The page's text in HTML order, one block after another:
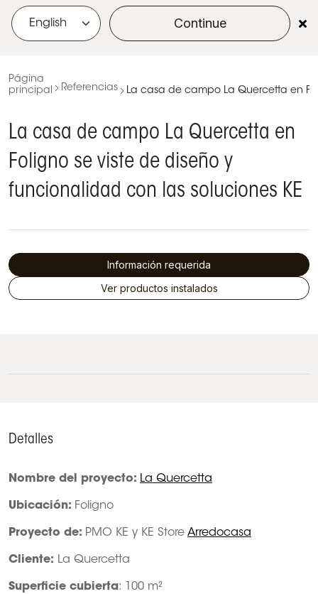
Continue
Página
principal
Referencias La casa de campo La Quercetta en
La casa de campo La Quercetta en
Foligno se viste de diseño y
funcionalidad con las soluciones KE
Información requerida
Ver productos instalados
Detalles
Nombre del proyecto: La Quercetta
Ubicación: Foligno
Proyecto de: PMO KE y KE Store Arredocasa
Cliente: La Quercetta
Superficie cubierta: 100 m²